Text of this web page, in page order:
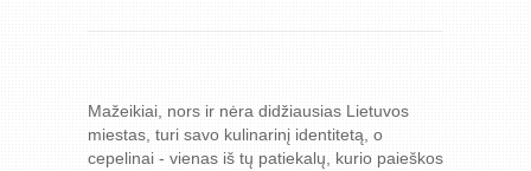
Mažeikiai, nors ir nėra didžiausias Lietuvos
miestas, turi savo kulinarinį identitetą, o
cepelinai - vienas iš tų patiekalų, kurio paieškos